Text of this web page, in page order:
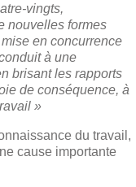
vingts,
nouvelles formes
en concurrence
à une
brisant les rapports
de conséquence, à
»
du travail,
cause importante